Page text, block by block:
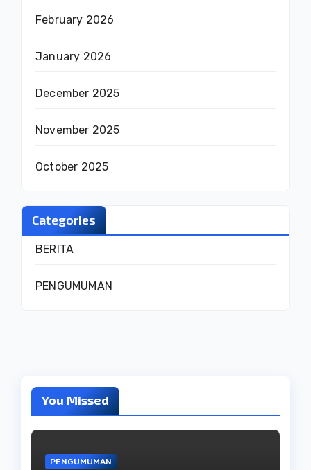
February 2026
January 2026
December 2025
November 2025
October 2025
Categories
BERITA
PENGUMUMAN
You Missed
PENGUMUMAN